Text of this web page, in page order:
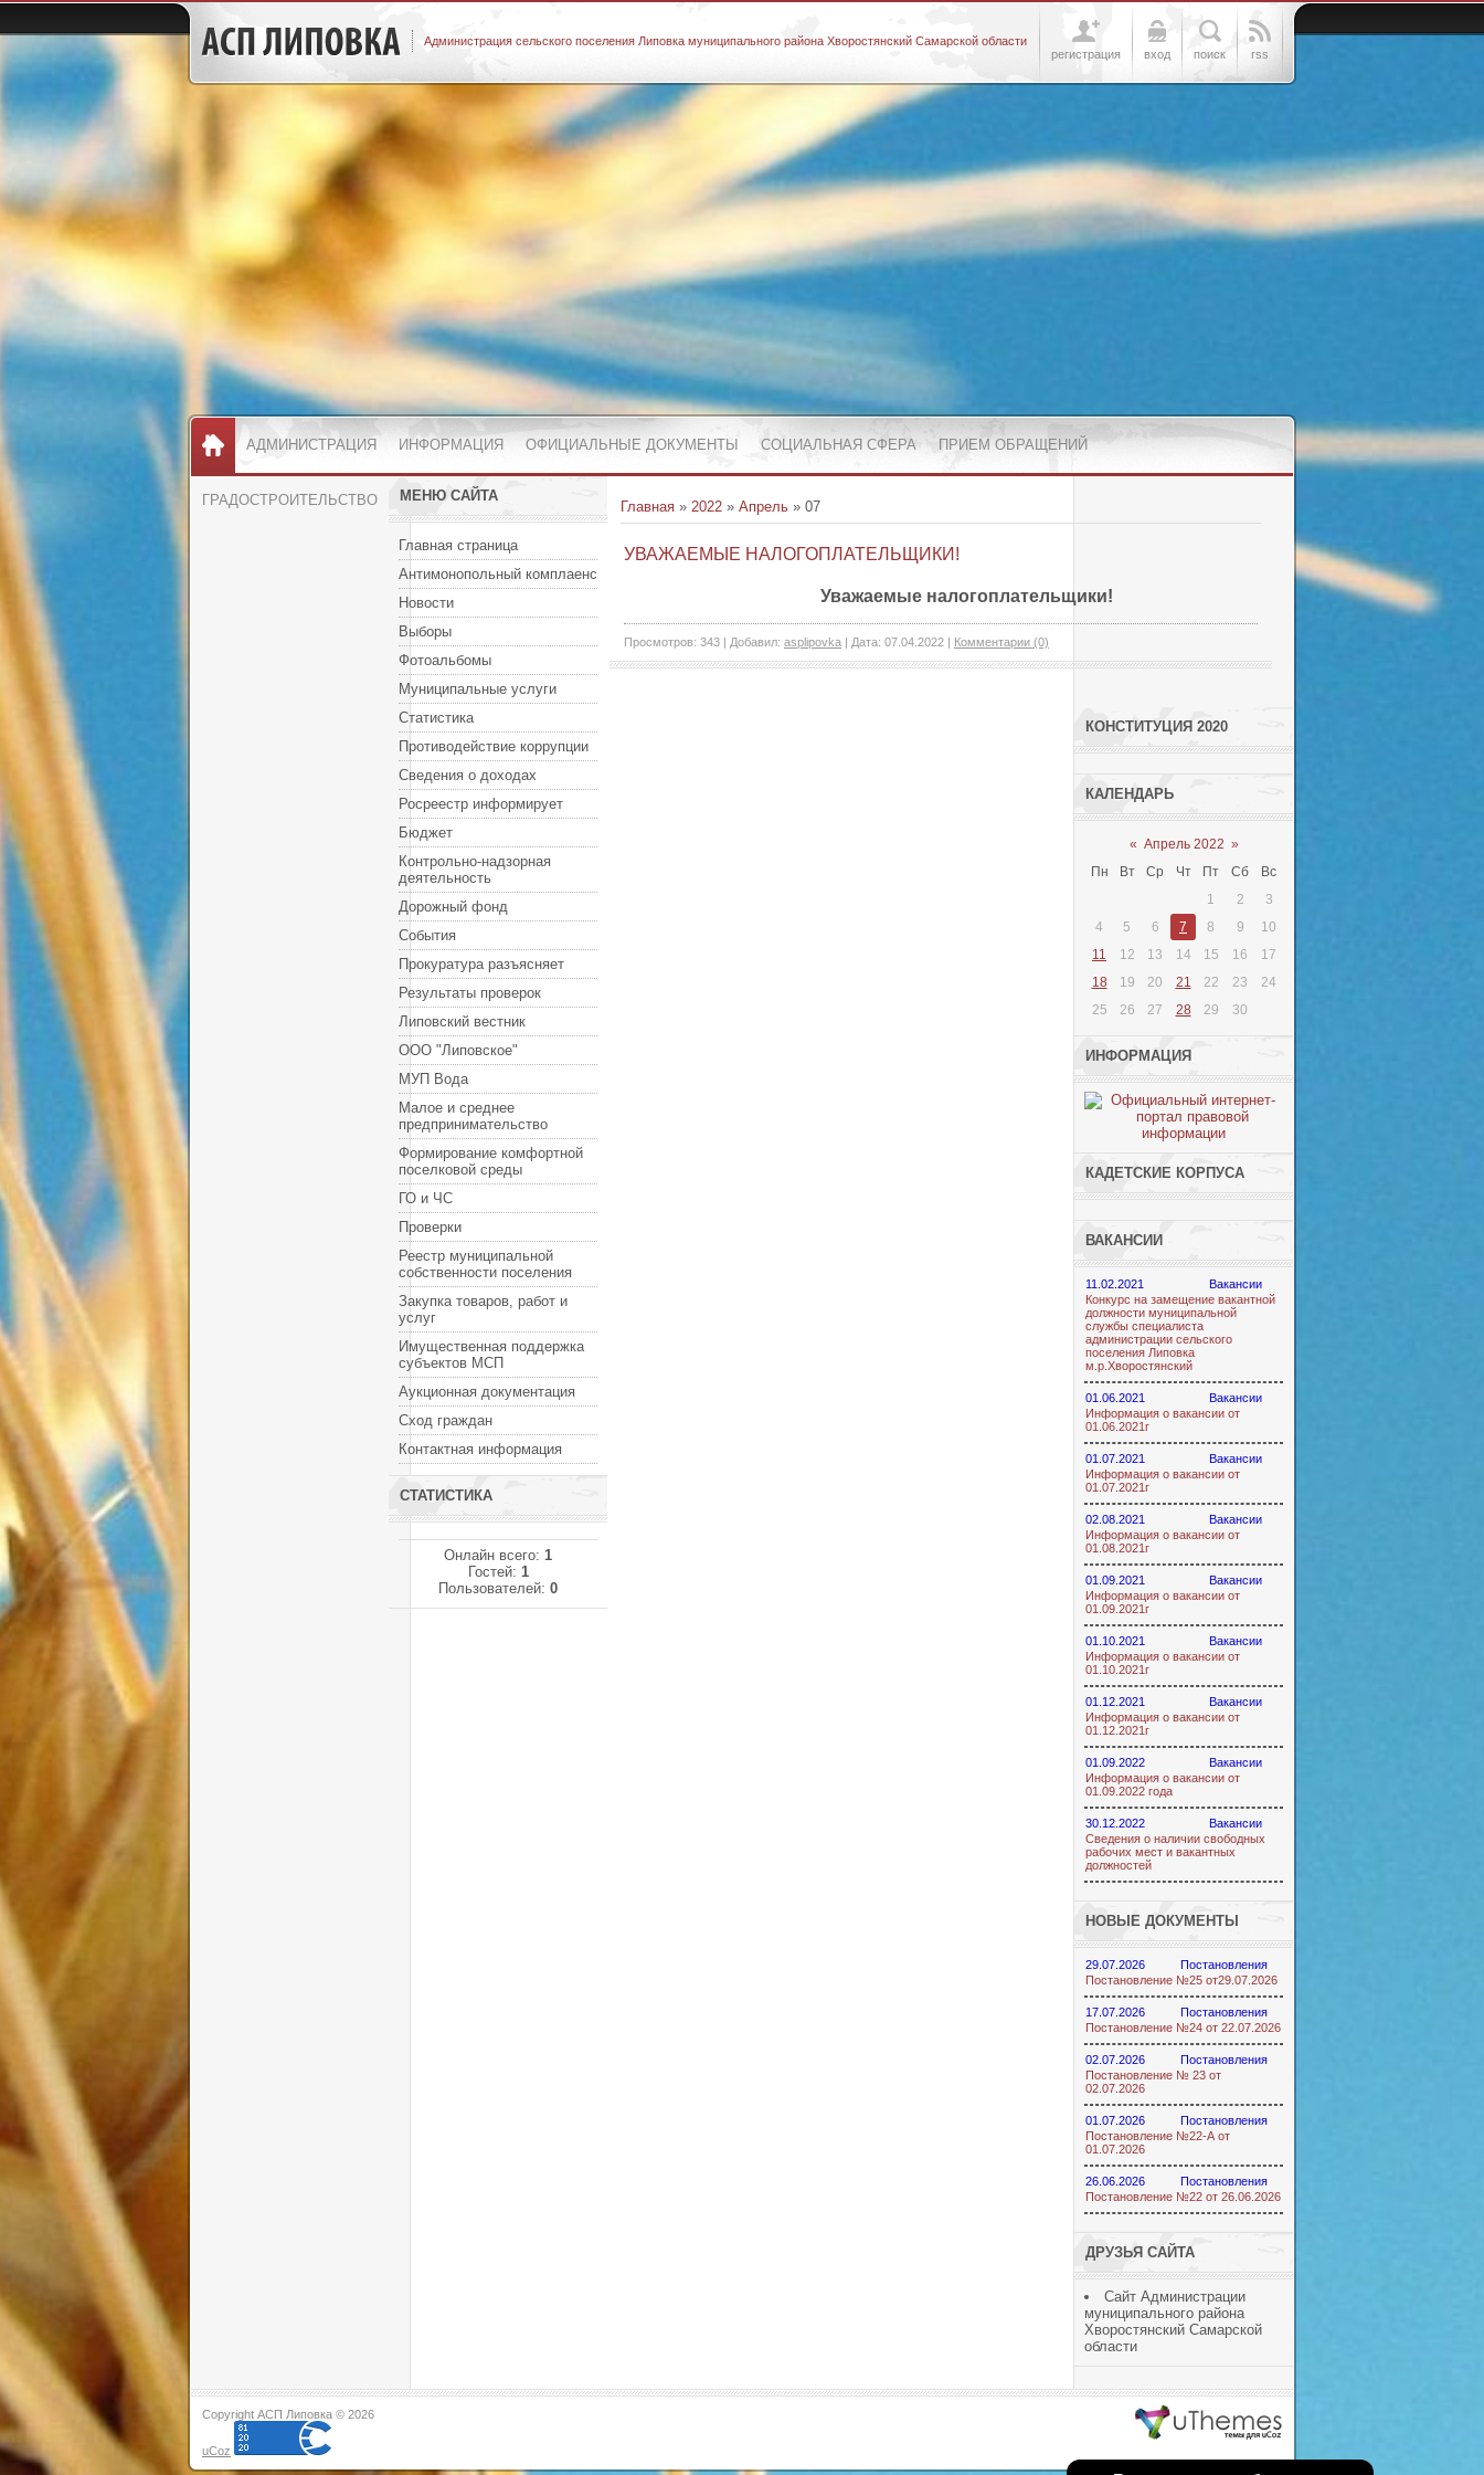
Администрация сельского поселения Липовка муниципального района Хворостянский Самарской области
регистрация
вход поиск rss
АДМИНИСТРАЦИЯ ИНФОРМАЦИЯ ОФИЦИАЛЬНЫЕ ДОКУМЕНТЫ СОЦИАЛЬНАЯ СФЕРА ПРИЕМ ОБРАЩЕНИЙ
ГРАДОСТРОИТЕЛЬСТВО МЕНЮ САЙТА
Главная страница
Антимонопольный комплаенс
Новости
Выборы
Фотоальбомы
Муниципальные услуги
Статистика
Противодействие коррупции
Сведения о доходах
Росреестр информирует
Бюджет
Контрольно-надзорная
деятельность
Дорожный фонд
События
Прокуратура разъясняет
Результаты проверок
Липовский вестник
ООО "Липовское"
МУП Вода
Малое и среднее
предпринимательство
Формирование комфортной
поселковой среды
ГО и ЧС
Проверки
Реестр муниципальной
собственности поселения
Закупка товаров, работ и
услуг
Имущественная поддержка
субъектов МСП
Аукционная документация
Сход граждан
Контактная информация
СТАТИСТИКА
Онлайн всего: 1
Гостей: 1
Пользователей: 0
Главная » 2022 » Апрель » 07
УВАЖАЕМЫЕ НАЛОГОПЛАТЕЛЬЩИКИ!
Уважаемые налогоплательщики!
Просмотров: 343 | Добавил: asplipovka | Дата: 07.04.2022 | Комментарии (0)
КОНСТИТУЦИЯ 2020
КАЛЕНДАРЬ
« Апрель 2022 »
Пн
Вт Ср Чт Пт Сб
Вс
1
2
3
4
5 6 7 8 9
10
11
12 13 14 15 16
17
18
19 20 21 22 23
24
25
26 27 28 29 30
ИНФОРМАЦИЯ
КАДЕТСКИЕ КОРПУСА
ВАКАНСИИ
11.02.2021
Вакансии
Конкурс на замещение вакантной
должности муниципальной
службы специалиста
администрации сельского
поселения Липовка
м.р.Хворостянский
01.06.2021
Вакансии
Информация о вакансии от
01.06.2021г
01.07.2021
Вакансии
Информация о вакансии от
01.07.2021г
02.08.2021
Вакансии
Информация о вакансии от
01.08.2021г
01.09.2021
Вакансии
Информация о вакансии от
01.09.2021г
01.10.2021
Вакансии
Информация о вакансии от
01.10.2021г
01.12.2021
Вакансии
Информация о вакансии от
01.12.2021г
01.09.2022
Вакансии
Информация о вакансии от
01.09.2022 года
30.12.2022
Вакансии
Сведения о наличии свободных
рабочих мест и вакантных
должностей
НОВЫЕ ДОКУМЕНТЫ
29.07.2026
Постановления
Постановление №25 от29.07.2026
17.07.2026
Постановления
Постановление №24 от 22.07.2026
02.07.2026
Постановления
Постановление № 23 от
02.07.2026
01.07.2026
Постановления
Постановление №22-А от
01.07.2026
26.06.2026
Постановления
Постановление №22 от 26.06.2026
ДРУЗЬЯ САЙТА
Сайт Администрации
муниципального района
Хворостянский Самарской
области
Copyright АСП Липовка © 2026
uCoz